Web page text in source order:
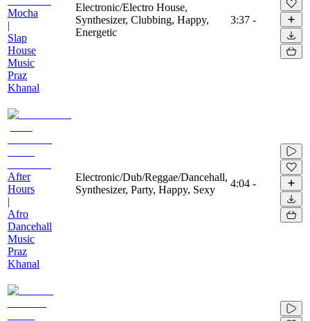
Mocha
|
Slap
House
Music
Praz
Khanal
Electronic/Electro House,
Synthesizer, Clubbing, Happy,
Energetic
3:37 -
After
Hours
|
Afro
Dancehall
Music
Praz
Khanal
Electronic/Dub/Reggae/Dancehall,
Synthesizer, Party, Happy, Sexy
4:04 -